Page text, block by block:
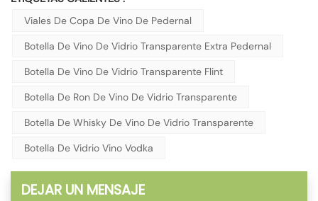
Viales De Copa De Vino De Pedernal
Botella De Vino De Vidrio Transparente Extra Pedernal
Botella De Vino De Vidrio Transparente Flint
Botella De Ron De Vino De Vidrio Transparente
Botella De Whisky De Vino De Vidrio Transparente
Botella De Vidrio Vino Vodka
DEJAR UN MENSAJE